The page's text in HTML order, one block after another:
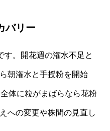
バリー
す。開花週の潅水不足と
朝潅水と手授粉を開始
体に粒がまばらなら花粉
への変更や株間の見直し